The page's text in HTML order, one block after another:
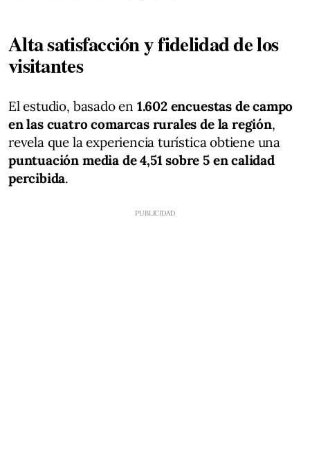
Alta satisfacción y fidelidad de los
visitantes
El estudio, basado en 1.602 encuestas de campo
en las cuatro comarcas rurales de la región,
revela que la experiencia turística obtiene una
puntuación media de 4,51 sobre 5 en calidad
percibida.